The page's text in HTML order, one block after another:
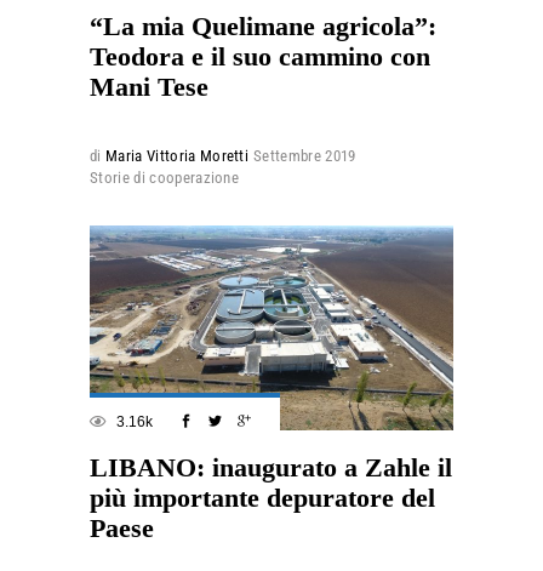
“La mia Quelimane agricola”:
Teodora e il suo cammino con
Mani Tese
di Maria Vittoria Moretti Settembre 2019
Storie di cooperazione
3.16k
LIBANO: inaugurato a Zahle il
più importante depuratore del
Paese